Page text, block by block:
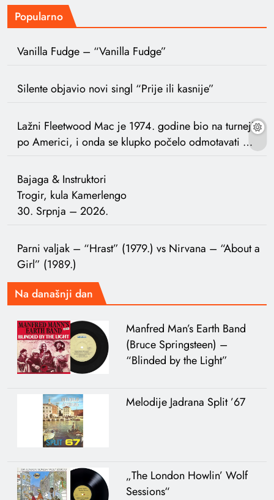
Popularno
Vanilla Fudge – “Vanilla Fudge”
Silente objavio novi singl “Prije ili kasnije”
Lažni Fleetwood Mac je 1974. godine bio na turneji
po Americi, i onda se klupko počelo odmotavati …
Bajaga & Instruktori
Trogir, kula Kamerlengo
30. Srpnja – 2026.
Parni valjak – “Hrast” (1979.) vs Nirvana – “About a
Girl” (1989.)
Na današnji dan
Manfred Man’s Earth Band
(Bruce Springsteen) –
“Blinded by the Light”
Melodije Jadrana Split ’67
„The London Howlin’ Wolf
Sessions“